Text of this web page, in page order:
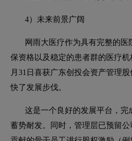
4）未来前景广阔
网雨大医疗作为具有完整的医
保资格以及稳定的患者群的医疗机
月31日喜获广东创投会资产管理
快了发展步伐。
这是一个良好的发展平台，完
蓄势耐发。同时，管理层已预留公